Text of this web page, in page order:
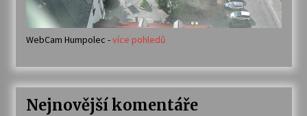
WebCam Humpolec -více pohledů
Nejnovější komentáře